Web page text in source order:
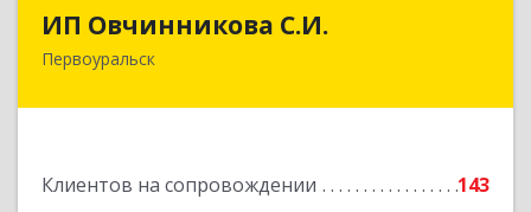
ИП Овчинникова С.И.
Первоуральск
Клиентов на сопровождении 143
623119, Свердловская обл, Первоуральск г,